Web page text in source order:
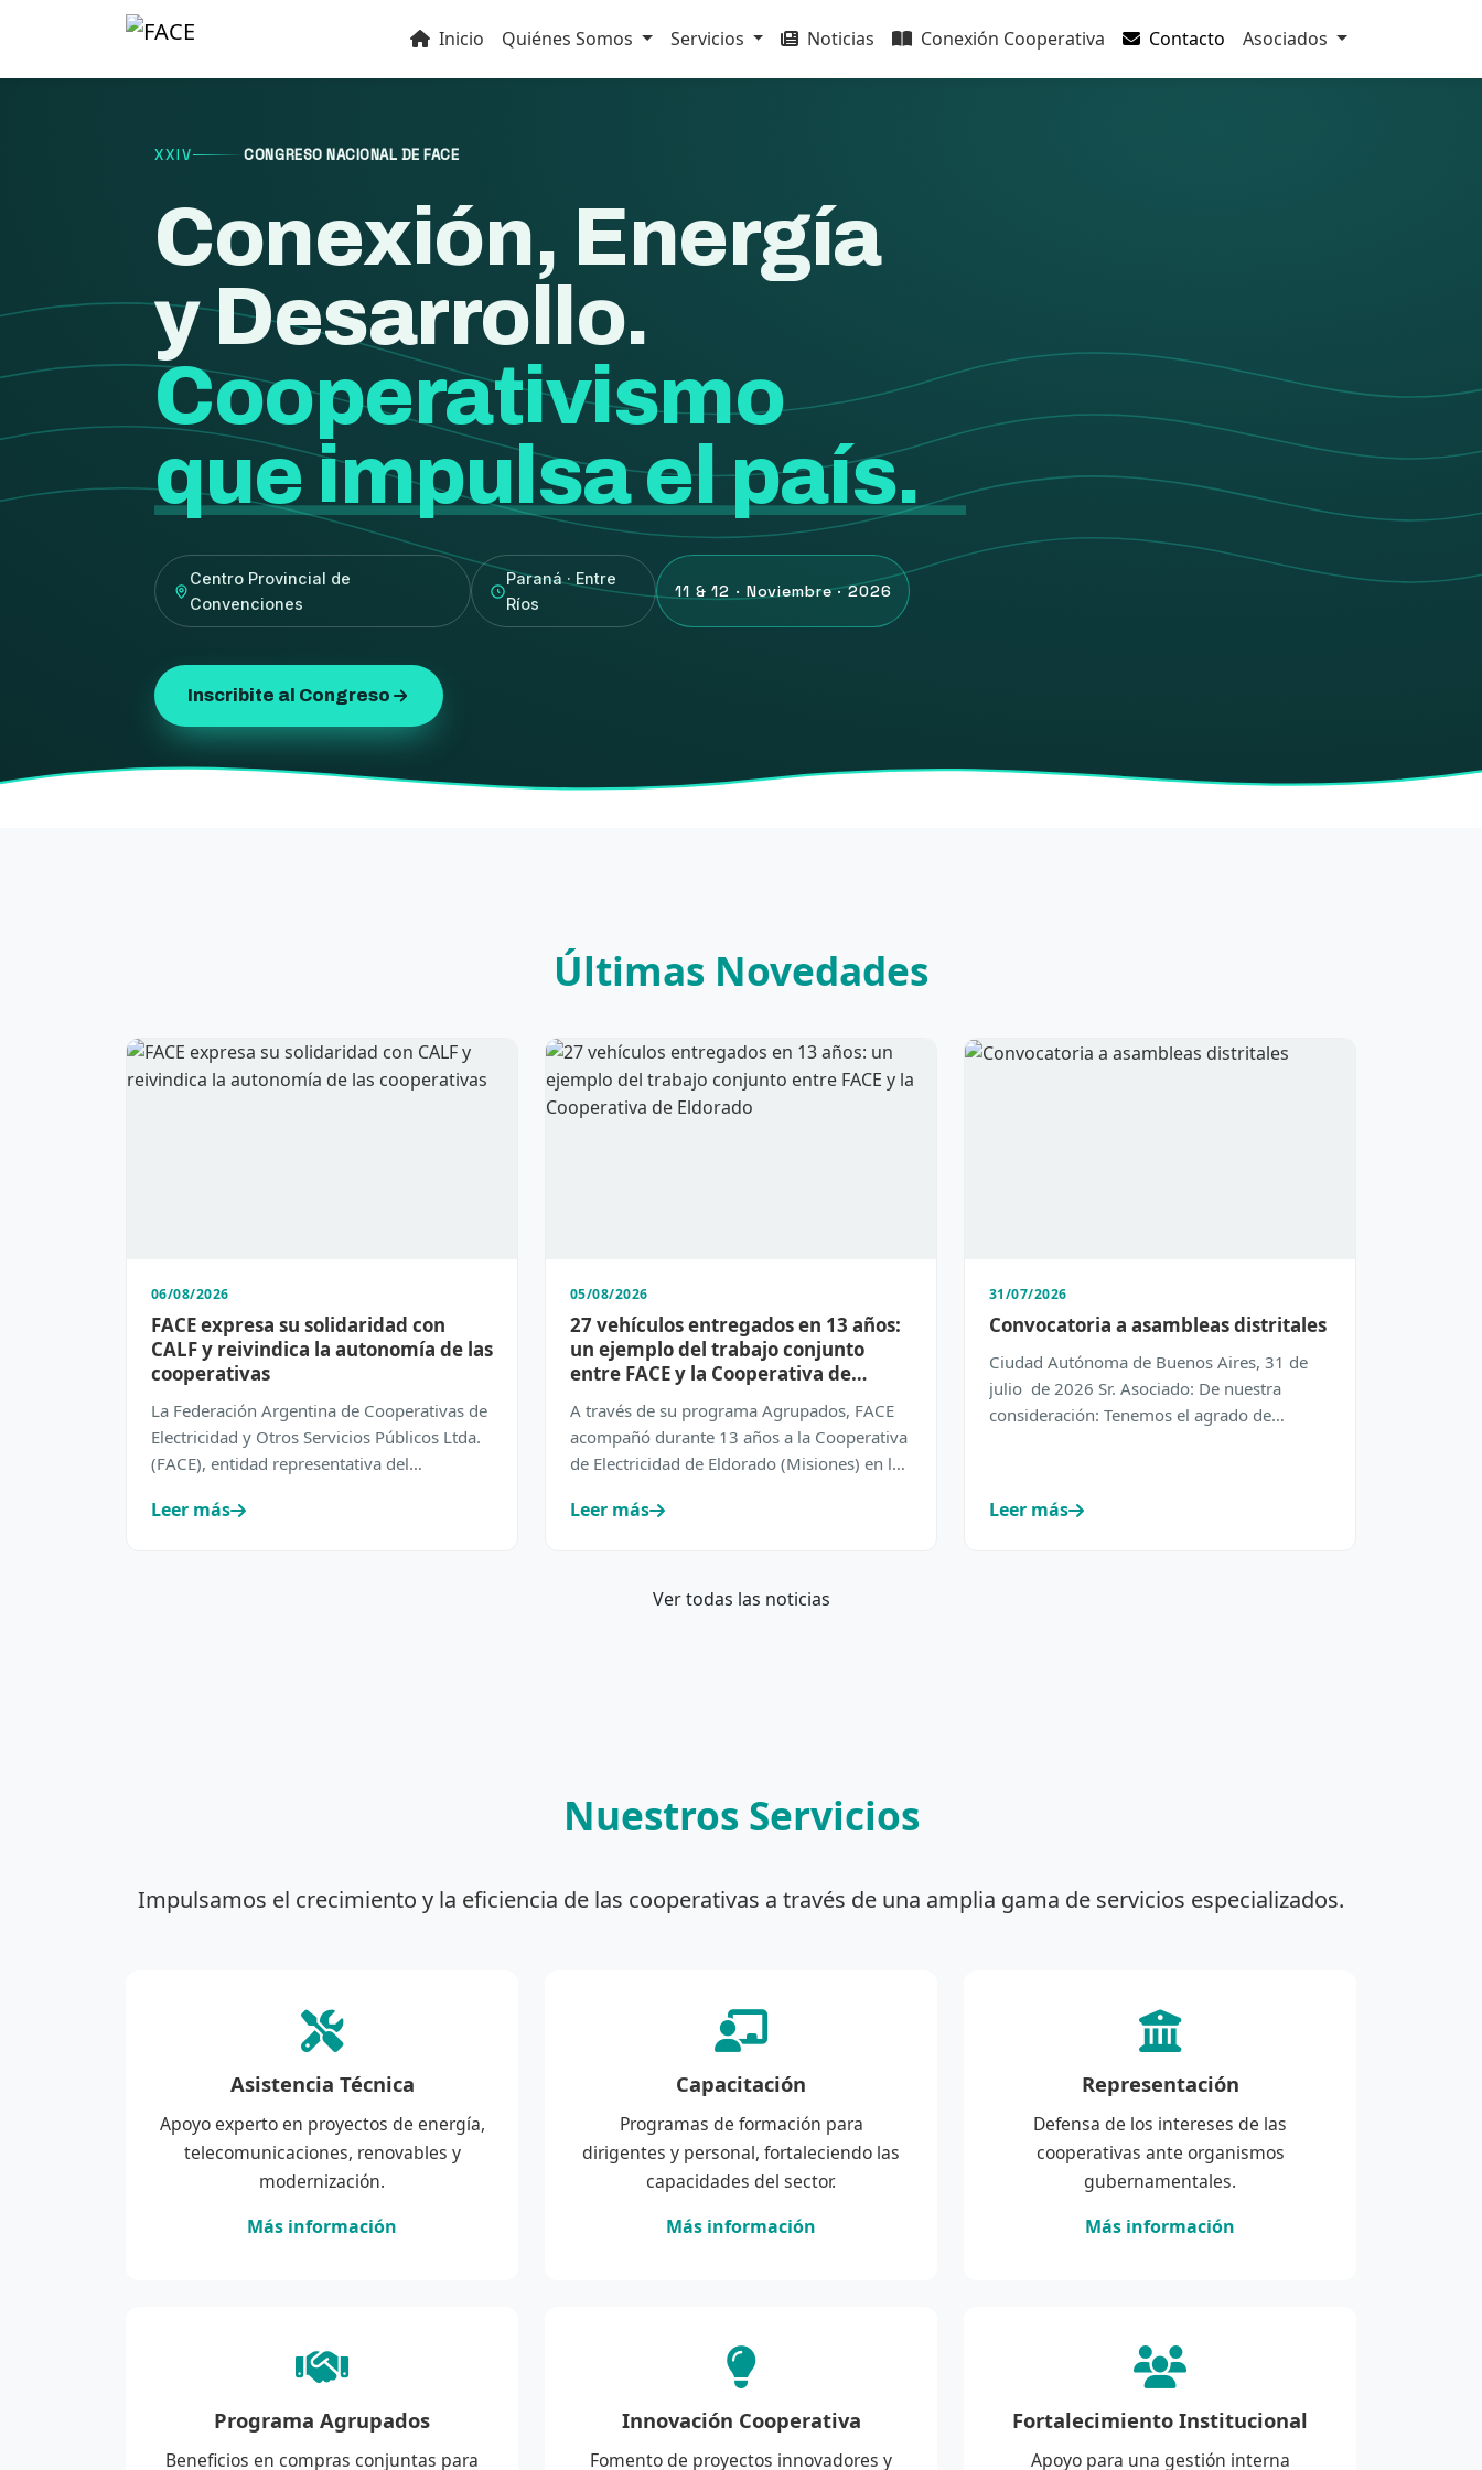
Inicio Quiénes Somos Servicios Noticias Conexión Cooperativa Contacto Asociados
XXIV CONGRESO NACIONAL DE FACE
Conexión, Energía
y Desarrollo.
Cooperativismo
que impulsa el país.
Centro Provincial de
Convenciones
Paraná · Entre
Ríos
11 & 12 · Noviembre · 2026
Inscribite al Congreso
Últimas Novedades
06/08/2026
FACE expresa su solidaridad con
CALF y reivindica la autonomía de las
cooperativas
La Federación Argentina de Cooperativas de
Electricidad y Otros Servicios Públicos Ltda.
(FACE), entidad representativa del
Leer más
05/08/2026
27 vehículos entregados en 13 años:
un ejemplo del trabajo conjunto
entre FACE y la Cooperativa de
Eldorado
A través de su programa Agrupados, FACE
acompañó durante 13 años a la Cooperativa
de Electricidad de Eldorado (Misiones) en la
Leer más
31/07/2026
Convocatoria a asambleas distritales
Ciudad Autónoma de Buenos Aires, 31 de
julio de 2026 Sr. Asociado: De nuestra
consideración: Tenemos el agrado de
Leer más
Ver todas las noticias
Nuestros Servicios
Impulsamos el crecimiento y la eficiencia de las cooperativas a través de una amplia gama de servicios especializados.
Asistencia Técnica
Apoyo experto en proyectos de energía,
telecomunicaciones, renovables y
modernización.
Más información
Capacitación
Programas de formación para
dirigentes y personal, fortaleciendo las
capacidades del sector.
Más información
Representación
Defensa de los intereses de las
cooperativas ante organismos
gubernamentales.
Más información
Programa Agrupados
Beneficios en compras conjuntas para
Innovación Cooperativa
Fomento de proyectos innovadores y
Fortalecimiento Institucional
Apoyo para una gestión interna